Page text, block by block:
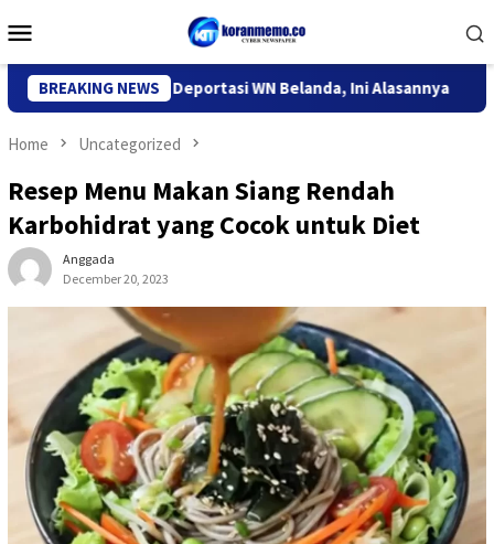
to
Menu
BREAKING NEWS
Kediri Deportasi WN Belanda, Ini Alasannya 9
Home Uncategorized
Resep Menu Makan Siang Rendah
Karbohidrat yang Cocok untuk Diet
Anggada
December 20, 2023